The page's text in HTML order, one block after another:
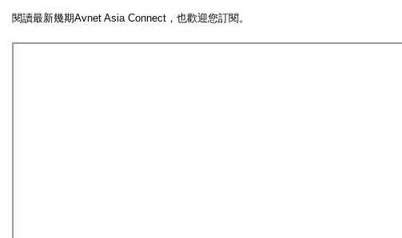
閱讀最新幾期Avnet Asia Connect，也歡迎您訂閱。